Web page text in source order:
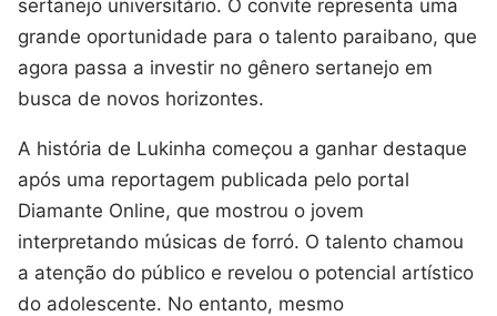
sertanejo universitário. O convite representa uma
grande oportunidade para o talento paraibano, que
agora passa a investir no gênero sertanejo em
busca de novos horizontes.
A história de Lukinha começou a ganhar destaque
após uma reportagem publicada pelo portal
Diamante Online, que mostrou o jovem
interpretando músicas de forró. O talento chamou
a atenção do público e revelou o potencial artístico
do adolescente. No entanto, mesmo